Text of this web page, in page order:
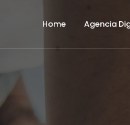
Home Agencia